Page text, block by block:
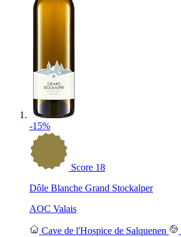
-15%
Score 18
Dôle Blanche Grand Stockalper
AOC Valais
Cave de l'Hospice de Salquenen